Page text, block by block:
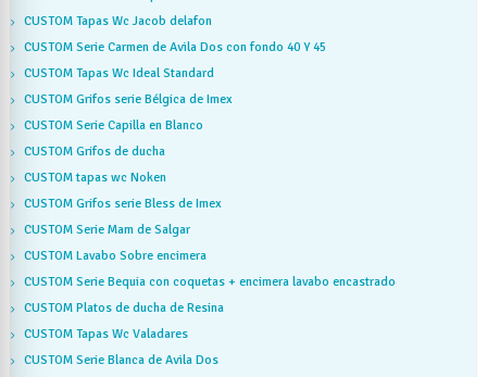
CUSTOM Tapas Wc Jacob delafon
CUSTOM Serie Carmen de Avila Dos con fondo 40 Y 45
CUSTOM Tapas Wc Ideal Standard
CUSTOM Grifos serie Bélgica de Imex
CUSTOM Serie Capilla en Blanco
CUSTOM Grifos de ducha
CUSTOM tapas wc Noken
CUSTOM Grifos serie Bless de Imex
CUSTOM Serie Mam de Salgar
CUSTOM Lavabo Sobre encimera
CUSTOM Serie Bequia con coquetas + encimera lavabo encastrado
CUSTOM Platos de ducha de Resina
CUSTOM Tapas Wc Valadares
CUSTOM Serie Blanca de Avila Dos